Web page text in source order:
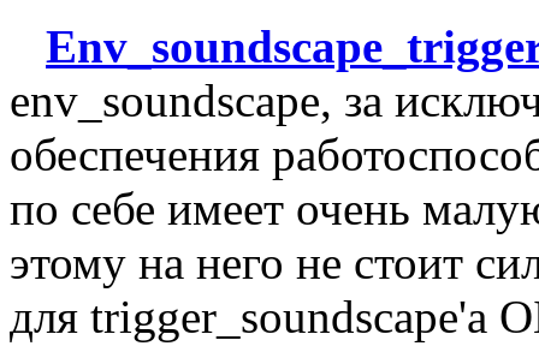
env_soundscape, за
обеспечения
по себе имеет очень
этому на него не стоит
для